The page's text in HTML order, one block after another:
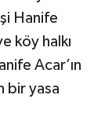
Hanife
köy halkı
Acar’ın
bir yasa